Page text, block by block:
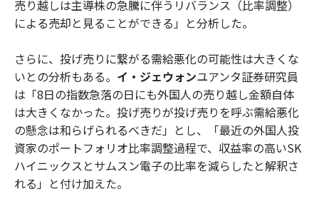
売り越しは主導株の急騰に伴うリバランス（比率調整）
による売却と見ることができる」と分析した。
さらに、投げ売りに繋がる需給悪化の可能性は大きくな
いとの分析もある。 イ・ジェウォンユアンタ証券研究員
は「8日の指数急落の日にも外国人の売り越し金額自体
は大きくなかった。投げ売りが投げ売りを呼ぶ需給悪化
の懸念は和らげられるべきだ」とし、「最近の外国人投
資家のポートフォリオ比率調整過程で、収益率の高いSK
ハイニックスとサムスン電子の比率を減らしたと解釈さ
れる」と付け加えた。